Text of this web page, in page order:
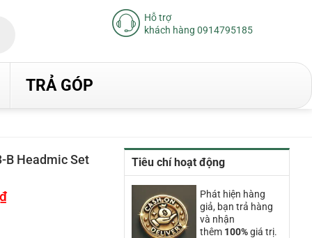
Hỗ trợ
khách hàng 0914795185
TRẢ GÓP
Tiêu chí hoạt động
Phát hiện hàng
giả, bạn trả hàng
và nhận
thêm 100%giá trị.
B Headmic Set
₫Giá